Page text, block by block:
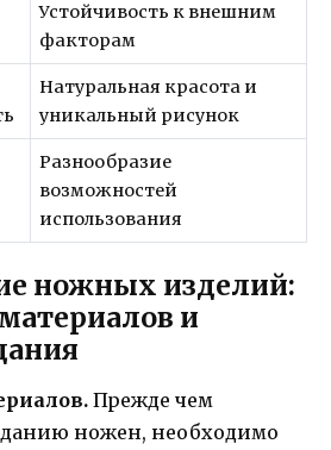
Устойчивость к внешним
факторам
Натуральная красота и
уникальный рисунок
Разнообразие
возможностей
использования
ножных изделий:
и
Прежде чем
ножен, необходимо